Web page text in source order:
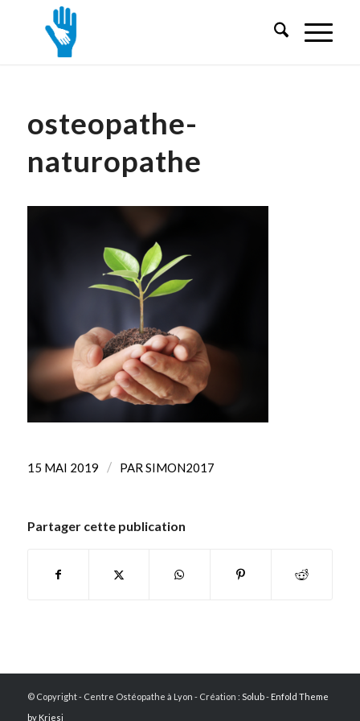
osteopathe-
naturopathe
15 MAI 2019 / PAR SIMON2017
Partager cette publication
© Copyright - Centre Ostéopathe à Lyon - Création : Solub- Enfold Theme
by Kriesi